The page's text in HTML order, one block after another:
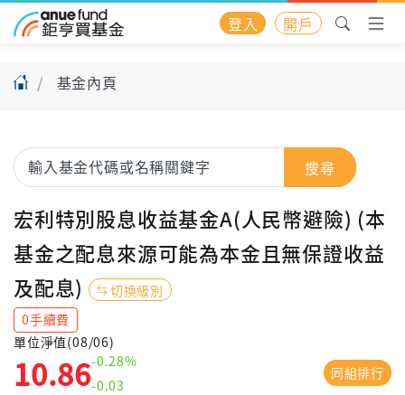
登入 開戶
基金內頁
搜尋
宏利特別股息收益基金A(人民幣避險) (本
基金之配息來源可能為本金且無保證收益
及配息)
切換級別
0手續費
單位淨值(08/06)
10.86-0.28%
-0.03
同組排行